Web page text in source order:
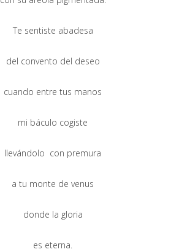
Te sentiste abadesa
del convento del deseo
cuando entre tus manos
mi báculo cogiste
llevándolo con premura
a tu monte de venus
donde la gloria
es eterna.